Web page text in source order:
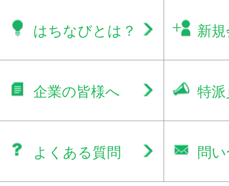
はちなびとは？ 新
企業の皆様へ 特
よくある質問 問